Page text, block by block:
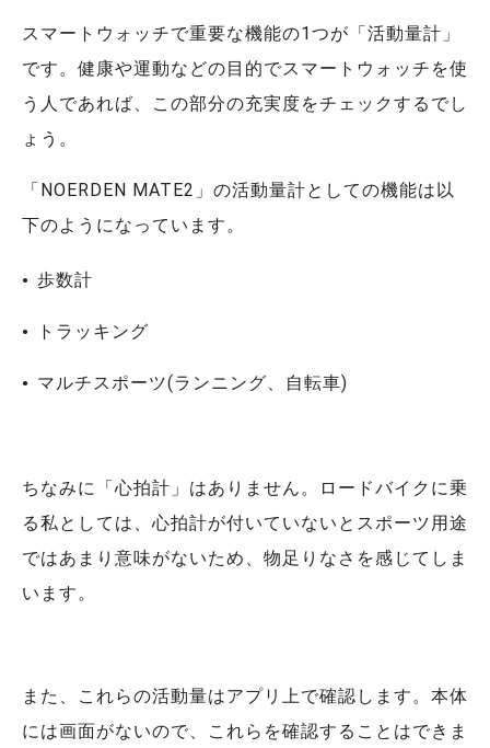
スマートウォッチで重要な機能の1つが「活動量計」
です。健康や運動などの目的でスマートウォッチを使
う人であれば、この部分の充実度をチェックするでし
ょう。
「NOERDEN MATE2」の活動量計としての機能は以
下のようになっています。
歩数計
トラッキング
マルチスポーツ(ランニング、自転車)
ちなみに「心拍計」はありません。ロードバイクに乗
る私としては、心拍計が付いていないとスポーツ用途
ではあまり意味がないため、物足りなさを感じてしま
います。
また、これらの活動量はアプリ上で確認します。本体
には画面がないので、これらを確認することはできま